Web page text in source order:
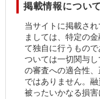
掲載情報について
当サイトに掲載さ
ましては、特定の
て独自に行うもの
ついては一切関与
の審査への適合性
ではありません。
被ったいかなる損